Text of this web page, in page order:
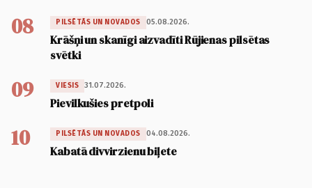
08 PILSĒTĀS UN NOVADOS 05.08.2026.
Krāšņi un skanīgi aizvadīti Rūjienas pilsētas
svētki
09 VIESIS 31.07.2026.
Pievilkušies pretpoli
10 PILSĒTĀS UN NOVADOS 04.08.2026.
Kabatā divvirzienu biļete